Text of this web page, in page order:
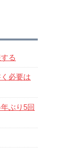
る
必要は
ぶり5回